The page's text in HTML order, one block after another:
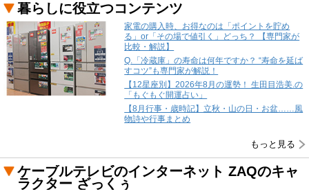
暮らしに役立つコンテンツ
家電の購入時、お得なのは「ポイントを貯め
る」or「その場で値引く」どっち？ 【専門家が
比較・解説】
Q.「冷蔵庫」の寿命は何年ですか？ “寿命を延ば
すコツ”も専門家が解説！
【12星座別】2026年8月の運勢！ 生田目浩美.の
「もぐもぐ開運占い」
【8月行事・歳時記】立秋・山の日・お盆……風
物詩や行事まとめ
もっと見る
ケーブルテレビのインターネット ZAQのキャ
ラクター ざっくぅ